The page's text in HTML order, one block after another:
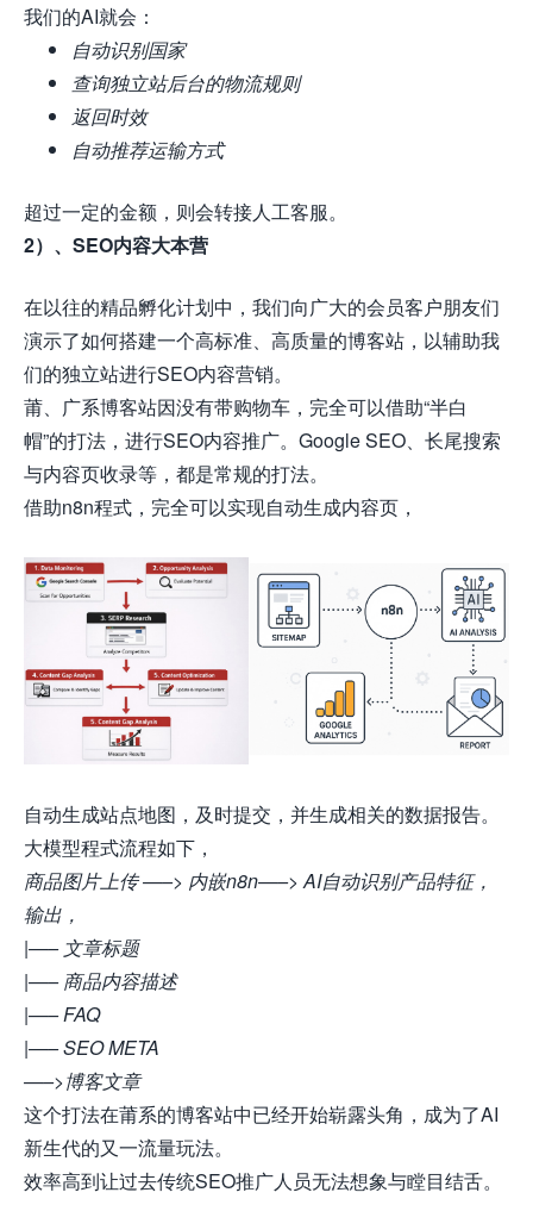
我们的AI就会：
自动识别国家
查询独立站后台的物流规则
返回时效
自动推荐运输方式
超过一定的金额，则会转接人工客服。
2）、SEO内容大本营
在以往的精品孵化计划中，我们向广大的会员客户朋友们
演示了如何搭建一个高标准、高质量的博客站，以辅助我
们的独立站进行SEO内容营销。
莆、广系博客站因没有带购物车，完全可以借助“半白
帽”的打法，进行SEO内容推广。Google SEO、长尾搜索
与内容页收录等，都是常规的打法。
借助n8n程式，完全可以实现自动生成内容页，
自动生成站点地图，及时提交，并生成相关的数据报告。
大模型程式流程如下，
商品图片上传 —–> 内嵌n8n—–> AI自动识别产品特征，
输出，
|—– 文章标题
|—– 商品内容描述
|—– FAQ
|—– SEO META
—–>博客文章
这个打法在莆系的博客站中已经开始崭露头角，成为了AI
新生代的又一流量玩法。
效率高到让过去传统SEO推广人员无法想象与瞠目结舌。